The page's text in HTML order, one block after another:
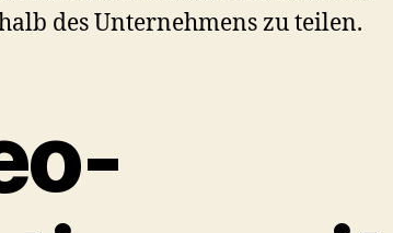
des Unternehmens zu teilen.